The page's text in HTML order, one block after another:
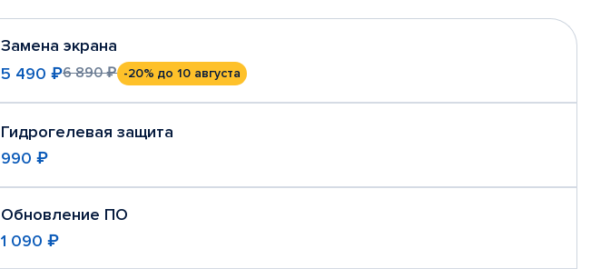
Замена экрана
5 490 ₽6 890 ₽ -20% до 10 августа
Гидрогелевая защита
990 ₽
Обновление ПО
1 090 ₽